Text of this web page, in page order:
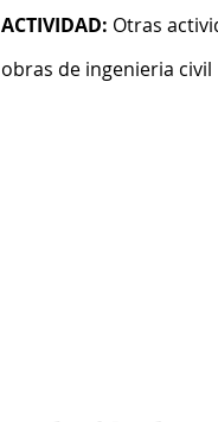
ACTIVIDAD: Otras
obras de ingenieria civil